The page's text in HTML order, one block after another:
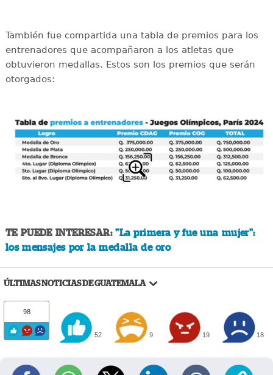
También fue compartida una tabla de premios para los
entrenadores que acompañaron a los atletas que
obtuvieron medallas. Estos son los premios que serán
otorgados:
TE PUEDE INTERESAR:"La primera y fue una mujer":
los mensajes por la medalla de oro
ÚLTIMAS NOTICIAS DE GUATEMALA
98
52 9 19 18